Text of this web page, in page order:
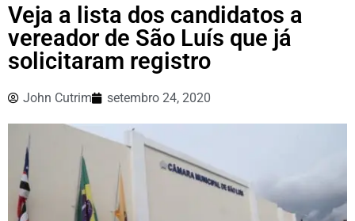
Veja a lista dos candidatos a
vereador de São Luís que já
solicitaram registro
John Cutrim setembro 24, 2020